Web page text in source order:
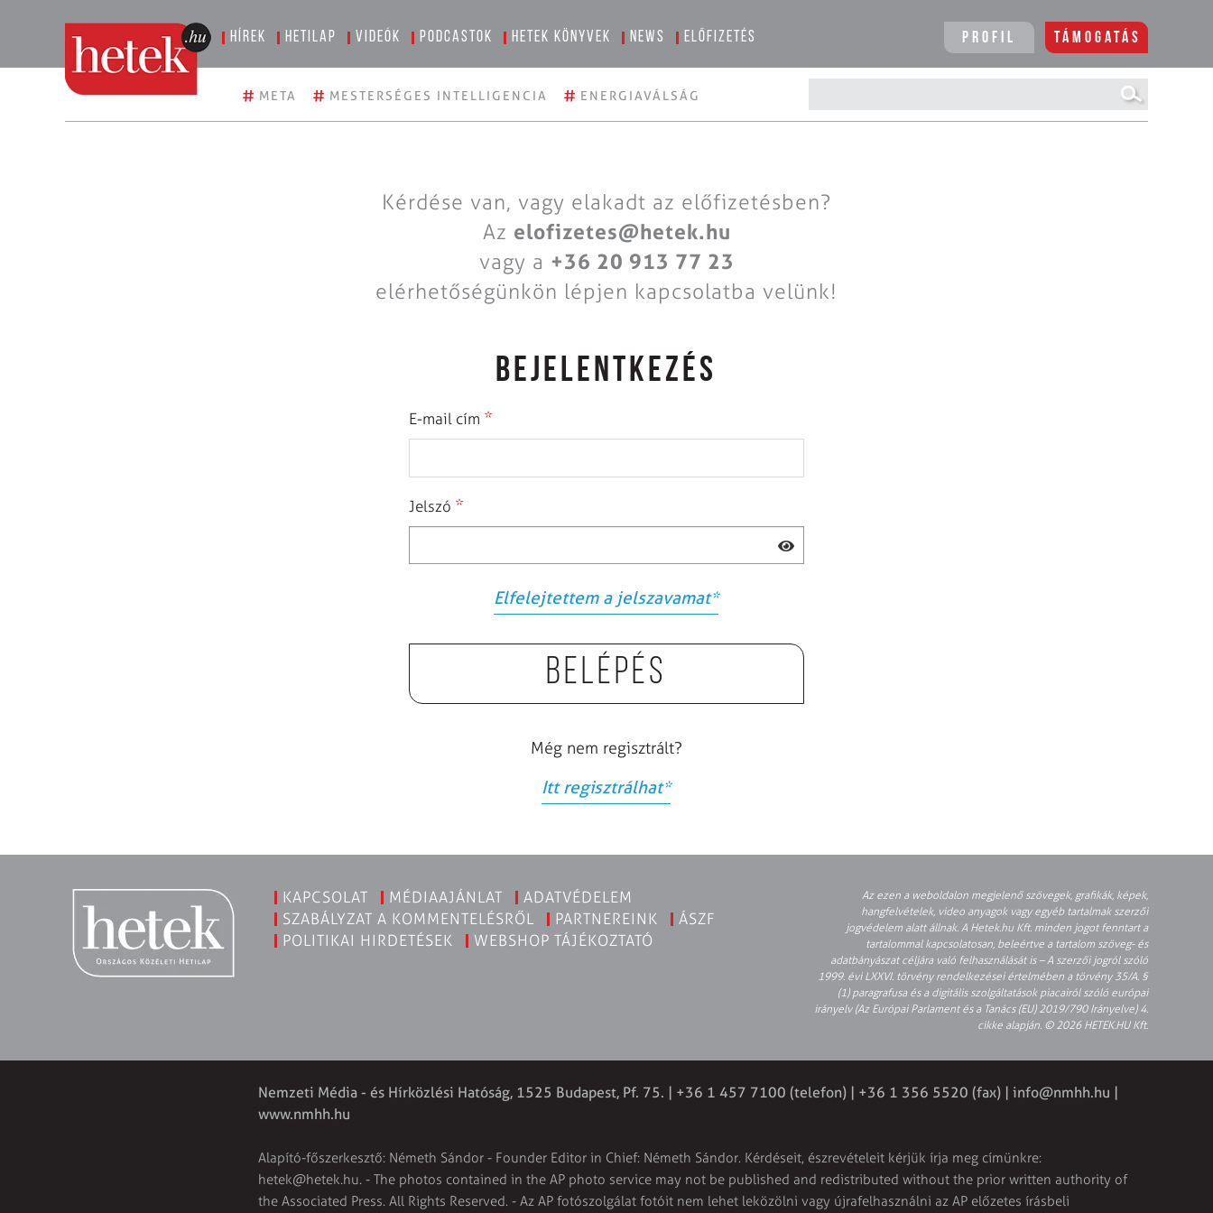
Hírek Hetilap Videók Podcastok Hetek könyvek News Előfizetés Profil Támogatás
# META # MESTERSÉGES INTELLIGENCIA # ENERGIAVÁLSÁG
Kérdése van, vagy elakadt az előfizetésben?
Az elofizetes@hetek.hu
vagy a +36 20 913 77 23
elérhetőségünkön lépjen kapcsolatba velünk!
BEJELENTKEZÉS
E-mail cím *
Jelszó *
Elfelejtettem a jelszavamat*
Belépés
Még nem regisztrált?
Itt regisztrálhat*
KAPCSOLAT MÉDIAAJÁNLAT
ADATVÉDELEM
SZABÁLYZAT A KOMMENTELÉSRŐL
PARTNEREINK
ÁSZF
POLITIKAI HIRDETÉSEK
WEBSHOP TÁJÉKOZTATÓ
Az ezen a weboldalon megjelenő szövegek, grafikák, képek,
hangfelvételek, video anyagok vagy egyéb tartalmak szerzői
jogvédelem alatt állnak. A Hetek.hu Kft. minden jogot fenntart a
tartalommal kapcsolatosan, beleértve a tartalom szöveg- és
adatbányászat céljára való felhasználását is – A szerzői jogról szóló
1999. évi LXXVI. törvény rendelkezései értelmében a törvény 35/A. §
(1) paragrafusa és a digitális szolgáltatások piacairól szóló európai
irányelv (Az Európai Parlament és a Tanács (EU) 2019/790 Irányelve) 4.
cikke alapján. © 2026 HETEK.HU Kft.
Nemzeti Média - és Hírközlési Hatóság, 1525 Budapest, Pf. 75. | +36 1 457 7100 (telefon) | +36 1 356 5520 (fax) | info@nmhh.hu |
www.nmhh.hu
Alapító-főszerkesztő: Németh Sándor - Founder Editor in Chief: Németh Sándor. Kérdéseit, észrevételeit kérjük írja meg címünkre:
hetek@hetek.hu. - The photos contained in the AP photo service may not be published and redistributed without the prior written authority of
the Associated Press. All Rights Reserved. - Az AP fotószolgálat fotóit nem lehet leközölni vagy újrafelhasználni az AP előzetes írásbeli